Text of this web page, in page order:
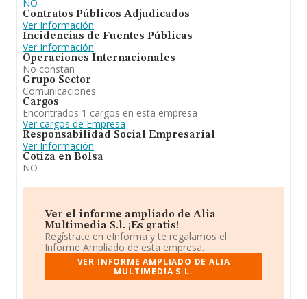
NO
Contratos Públicos Adjudicados
Ver Información
Incidencias de Fuentes Públicas
Ver Información
Operaciones Internacionales
No constan
Grupo Sector
Comunicaciones
Cargos
Encontrados 1 cargos en esta empresa
Ver cargos de Empresa
Responsabilidad Social Empresarial
Ver Información
Cotiza en Bolsa
NO
Ver el informe ampliado de Alia
Multimedia S.l. ¡Es gratis!
Regístrate en eInforma y te regalamos el
Informe Ampliado de esta empresa.
VER INFORME AMPLIADO DE ALIA
MULTIMEDIA S.L.